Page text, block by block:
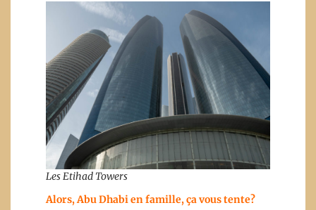
Les Etihad Towers
Alors, Abu Dhabi en famille, ça vous tente?